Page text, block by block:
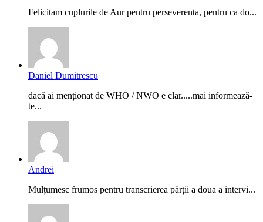
Felicitam cuplurile de Aur pentru perseverenta, pentru ca do...
Daniel Dumitrescu
dacă ai menționat de WHO / NWO e clar.....mai informează-
te...
Andrei
Mulțumesc frumos pentru transcrierea părții a doua a intervi...